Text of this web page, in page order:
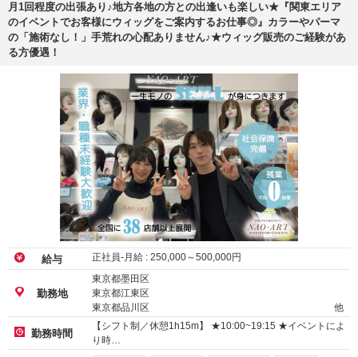
月1回程度の出張あり♪地方各地の方との出逢いも楽しい★『関東エリア
のイベントでお客様にウィッグをご案内するお仕事◎』カラーやパーマ
の「施術なし！」手荒れの心配ありません♪★ウィッグ販売のご経験があ
る方優遇！
給与 正社員-月給 : 250,000～500,000円
勤務地
東京都墨田区
東京都江東区
東京都品川区
他
勤務時間
【シフト制／休憩1h15m】 ★10:00~19:15 ★イベントによ
り時…